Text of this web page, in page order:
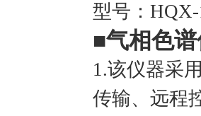
型号：
■气相色
1.该仪器采
传输、远